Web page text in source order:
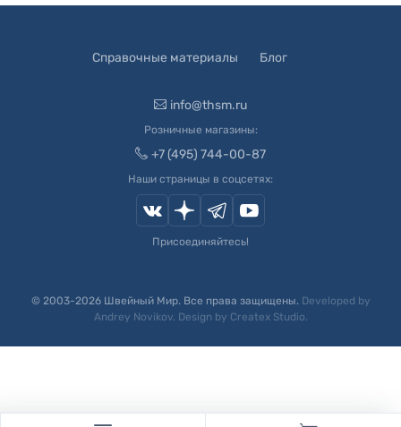
Справочные материалы Блог
info@thsm.ru
Розничные магазины:
+7 (495) 744-00-87
Наши страницы в соцсетях:
Присоединяйтесь!
© 2003-2026Швейный Мир. Все права защищены. Developed by
Andrey Novikov. Design by Createx Studio.